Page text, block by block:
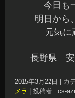
今日も
明日から
元気に
長野県 安
2015年3月22日 カ
メラ
投稿者 : cs-